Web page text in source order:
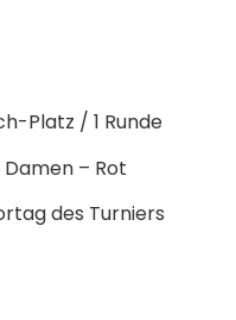
Platz / 1 Runde
– Rot
des Turniers